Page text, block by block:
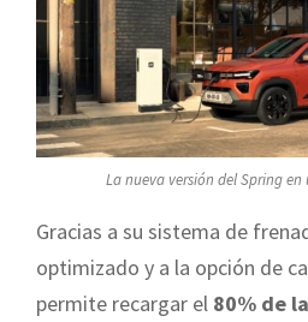
La nueva versión del Spring
Gracias a su sistema de
optimizado y a la opción de
permite recargar el 80% de